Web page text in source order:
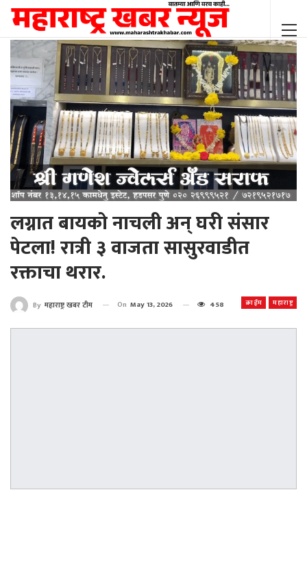
लग्नात बायको नाचली अन् घरी संसार
पेटला! रात्री ३ वाजता सासुरवाडीत
रक्ताचा थरार.
क्राईम महाराष्ट्र
By महाराष्ट्र खबर टीम On May 13, 2026 458